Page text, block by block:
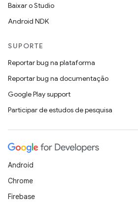
Baixar o Studio
Android NDK
SUPORTE
Reportar bug na plataforma
Reportar bug na documentação
Google Play support
Participar de estudos de pesquisa
Android
Chrome
Firebase